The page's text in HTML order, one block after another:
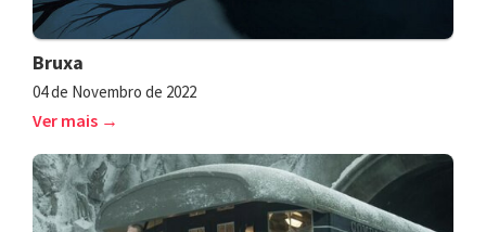
Bruxa
04 de Novembro de 2022
Ver mais →